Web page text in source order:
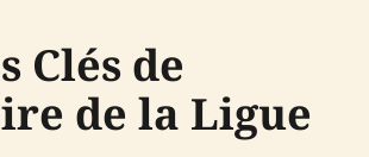
Clés de
de la Ligue